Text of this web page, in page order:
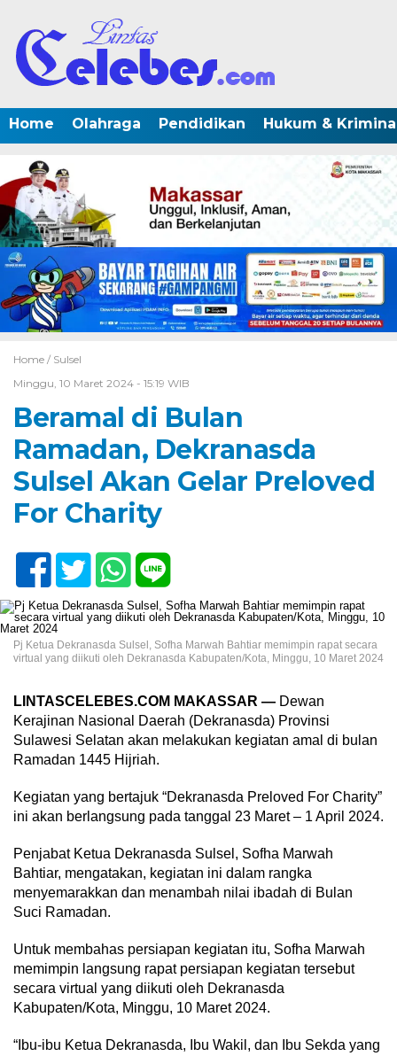
Home Olahraga Pendidikan Hukum &
Home / Sulsel
Minggu, 10 Maret 2024 - 15:19 WIB
Beramal di Bulan
Ramadan, Dekranasda
Sulsel Akan Gelar Preloved
For Charity
Pj Ketua Dekranasda Sulsel, Sofha Marwah Bahtiar memimpin rapat secara
virtual yang diikuti oleh Dekranasda Kabupaten/Kota, Minggu, 10 Maret 2024
LINTASCELEBES.COM MAKASSAR — Dewan
Kerajinan Nasional Daerah (Dekranasda) Provinsi
Sulawesi Selatan akan melakukan kegiatan amal di bulan
Ramadan 1445 Hijriah.
Kegiatan yang bertajuk “Dekranasda Preloved For Charity”
ini akan berlangsung pada tanggal 23 Maret – 1 April 2024.
Penjabat Ketua Dekranasda Sulsel, Sofha Marwah
Bahtiar, mengatakan, kegiatan ini dalam rangka
menyemarakkan dan menambah nilai ibadah di Bulan
Suci Ramadan.
Untuk membahas persiapan kegiatan itu, Sofha Marwah
memimpin langsung rapat persiapan kegiatan tersebut
secara virtual yang diikuti oleh Dekranasda
Kabupaten/Kota, Minggu, 10 Maret 2024.
“Ibu-ibu Ketua Dekranasda, Ibu Wakil, dan Ibu Sekda yang